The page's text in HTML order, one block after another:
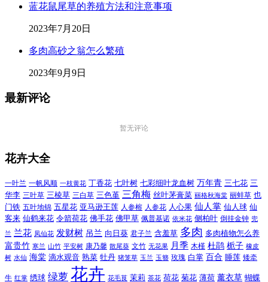
蓝花鼠尾草的养殖方法和注意事项
2023年7月20日
多肉高砂之翁怎么繁殖
2023年9月9日
最新评论
暂无评论
花卉大全
一叶兰 一帆风顺 一枝黄花 丁香花 七叶树 七彩细叶龙血树 万年青 三七花 三
华李 三叶草 三棱草 三白草 三色堇 三角梅 丝叶茅膏菜 丽格秋海棠 丽蚌草 也
门铁 五叶地锦 五星花 亚马逊王莲 人参榕 人参花 人心果 仙人掌 仙人球 仙
客来 仙鹤来花 令箭荷花 佛手花 佛甲草 佩普基诺 依米花 侧柏叶 倒挂金钟 兜
兰 兰花 凤仙花 发财树 吊兰 向日葵 君子兰 含羞草 多肉 多肉植物怎么养
富贵竹 寒兰 山竹 平安树 康乃馨 散尾葵 文竹 无花果 月季 木槿 杜鹃 栀子 橡皮
树 水仙 海棠 滴水观音 熟菜 牡丹 猪笼草 玉兰 玉簪 玫瑰 白掌 百合 睡莲 矮牵
牛 红掌 绣球 绿萝 花卉 花毛茛 茉莉 茶花 荷花 菊花 薄荷 薰衣草 蝴蝶